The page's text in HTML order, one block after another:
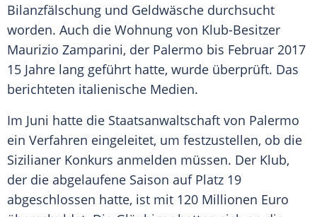
Bilanzfälschung und Geldwäsche durchsucht
worden. Auch die Wohnung von Klub-Besitzer
Maurizio Zamparini, der Palermo bis Februar 2017
15 Jahre lang geführt hatte, wurde überprüft. Das
berichteten italienische Medien.
Im Juni hatte die Staatsanwaltschaft von Palermo
ein Verfahren eingeleitet, um festzustellen, ob die
Sizilianer Konkurs anmelden müssen. Der Klub,
der die abgelaufene Saison auf Platz 19
abgeschlossen hatte, ist mit 120 Millionen Euro